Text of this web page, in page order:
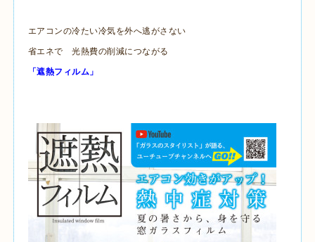
エアコンの冷たい冷気を外へ逃がさない
省エネで 光熱費の削減につながる
「遮熱フィルム」